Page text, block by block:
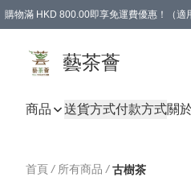
購物滿 HKD 800.00即享免運費優惠！（適
藝茶薈
商品 送貨方式付款方式關
首頁 / 所有商品 / 古樹茶